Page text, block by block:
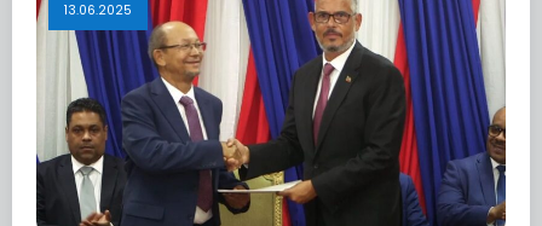
13.06.2025